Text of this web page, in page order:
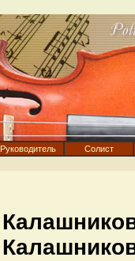
Руководитель Солист